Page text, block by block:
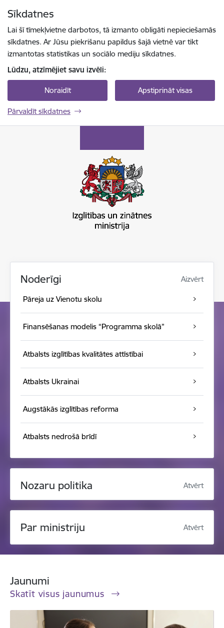
Sīkdatnes
Lai šī tīmekļvietne darbotos, tā izmanto obligāti nepieciešamās
sīkdatnes. Ar Jūsu piekrišanu papildus šajā vietnē var tikt
izmantotas statistikas un sociālo mediju sīkdatnes.
Lūdzu, atzīmējiet savu izvēli:
Noraidīt Apstiprināt visas
Pārvaldīt sīkdatnes
Noderīgi Aizvērt
Pāreja uz Vienotu skolu
Finansēšanas modelis “Programma skolā”
Atbalsts izglītības kvalitātes attīstībai
Atbalsts Ukrainai
Augstākās izglītības reforma
Atbalsts nedrošā brīdī
Nozaru politika Atvērt
Par ministriju Atvērt
Jaunumi
Skatīt visus jaunumus